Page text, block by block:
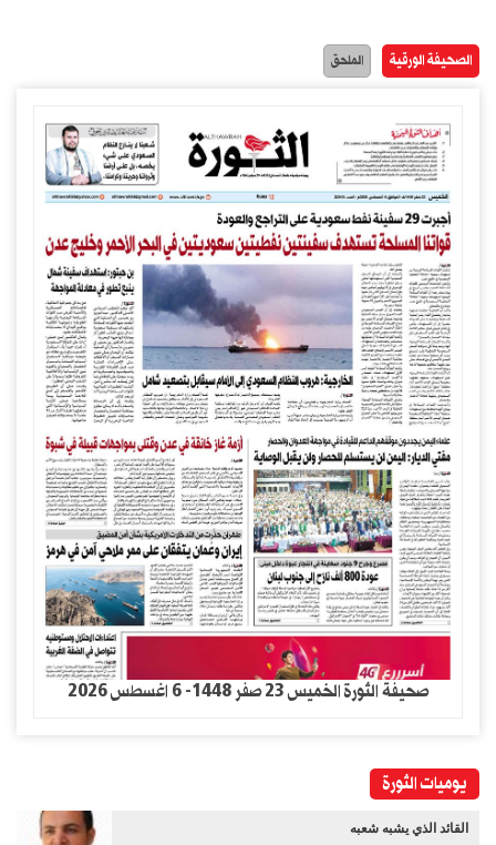
الصحيفة الورقية الملحق
صحيفة الثورة الخميس 23 صفر 1448- 6 اغسطس 2026
يوميات الثورة
القائد الذي يشبه شعبه